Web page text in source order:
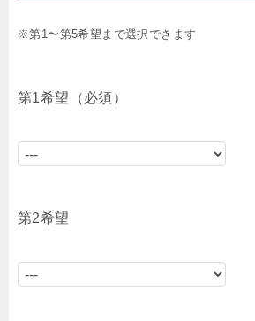
※第1〜第5希望まで選択できます
第1希望（必須）
第2希望